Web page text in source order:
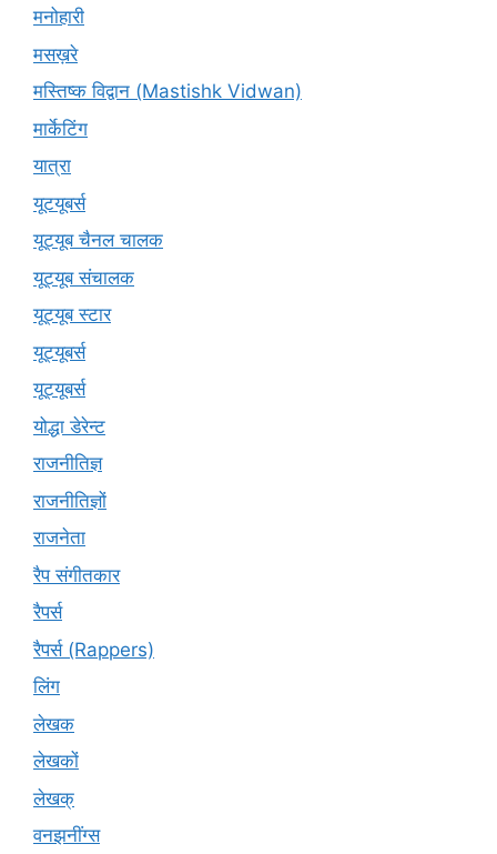
मनोहारी
मसख़रे
मस्तिष्क विद्वान (Mastishk Vidwan)
मार्केटिंग
यात्रा
यूटयूबर्स
यूट्यूब चैनल चालक
यूट्यूब संचालक
यूट्यूब स्टार
यूट्‍यूबर्स
यूट्यूबर्स
योद्धा डेरेन्ट
राजनीतिज्ञ
राजनीतिज्ञों
राजनेता
रैप संगीतकार
रैपर्स
रैपर्स (Rappers)
लिंग
लेखक
लेखकों
लेखक्
वनझनींग्स